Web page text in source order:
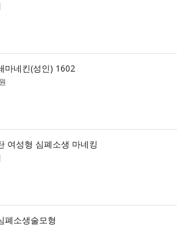
마네킨(성인) 1602
여성형 심폐소생 마네킹
폐소생술모형